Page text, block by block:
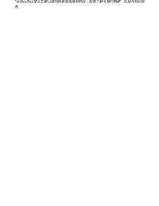
*当前日历仅显示近期已预约的展览场地和时段，如需了解可预约档期，欢迎与我们联
系。